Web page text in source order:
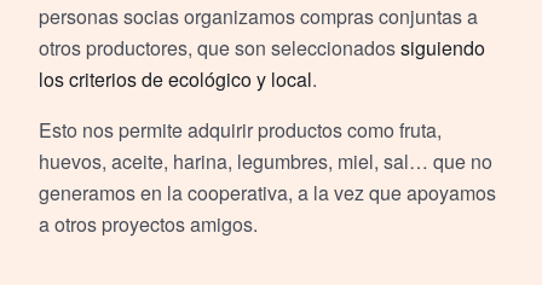
personas socias organizamos compras conjuntas a
otros productores, que son seleccionadossiguiendo
los criterios de ecológico y local.
Esto nos permite adquirir productos como fruta,
huevos, aceite, harina, legumbres, miel, sal… que no
generamos en la cooperativa, a la vez que apoyamos
a otros proyectos amigos.